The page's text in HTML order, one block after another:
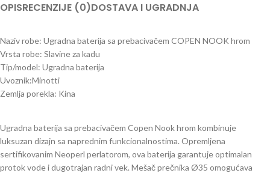
OPISRECENZIJE (0)DOSTAVA I UGRADNJA
Naziv robe: Ugradna baterija sa prebacivačem COPEN NOOK hrom
Vrsta robe: Slavine za kadu
Tip/model: Ugradna baterija
Uvoznik:Minotti
Zemlja porekla: Kina
Ugradna baterija sa prebacivačem Copen Nook hrom kombinuje
luksuzan dizajn sa naprednim funkcionalnostima. Opremljena
sertifikovanim Neoperl perlatorom, ova baterija garantuje optimalan
protok vode i dugotrajan radni vek. Mešač prečnika Ø35 omogućava